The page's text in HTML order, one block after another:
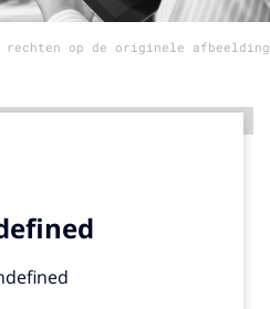
rechten op de originele afbeelding